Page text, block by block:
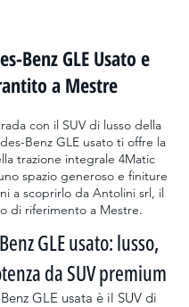
Benz GLE Usato e
a Mestre
con il SUV di lusso della
Benz GLE usato ti offre la
trazione integrale 4Matic
spazio generoso e finiture
a scoprirlo da Antolini srl, il
di riferimento a Mestre.
GLE usato: lusso,
da SUV premium
GLE usata è il SUV di